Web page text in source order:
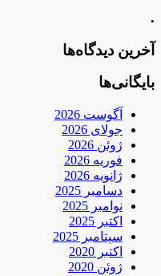
.
آخرین دیدگاه‌ها
بایگانی‌ها
آگوست 2026
جولای 2026
ژوئن 2026
فوریه 2026
ژانویه 2026
دسامبر 2025
نوامبر 2025
اکتبر 2025
سپتامبر 2025
اکتبر 2020
ژوئن 2020